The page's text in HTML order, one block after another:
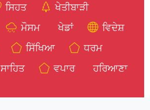
ਸਿਹਤ
ਖੇਤੀਬਾੜੀ
ਮੌਸਮ ਖੇਡਾਂ
ਵਿਦੇਸ਼
ਸਿੱਖਿਆ
ਧਰਮ
ਸਾਹਿਤ ਵਪਾਰ
ਹਰਿਆਣਾ